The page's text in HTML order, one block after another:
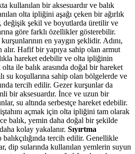
kullanılan bir aksesuardır ve balık
olta ipliğini aşağı çeken bir ağırlık
değişik şekil ve boyutlarda üretilir ve
göre farklı özellikler gösterebilir.
en yaygın şeklidir. Adını,
alır. Hafif bir yapıya sahip olan armut
hareket edebilir ve olta ipliğinin
olta ile balık arasında doğal bir hareket
su koşullarına sahip olan bölgelerde ve
tercih edilir. Gezer kurşunlar da
bir aksesuardır. İnce ve uzun bir
su altında serbestçe hareket edebilir.
iştahını açmak için olta ipliğini tam olarak
balık, yemin daha doğal bir şekilde
kolay yakalanır. Sıyırtma
tercih edilir. Genellikle
dip sularında kullanılan yemlerin suyun